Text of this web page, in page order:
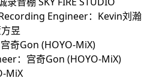
Engineer：Kevin刘瀚
昱
奇Gon (HOYO-MiX)
：宫奇Gon (HOYO-MiX)
MiX